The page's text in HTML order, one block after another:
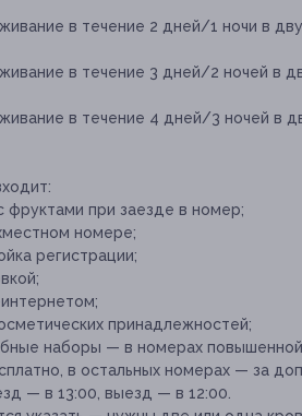
в течение 2 дней/1 ночи в
в течение 3 дней/2 ночей в
в течение 4 дней/3 ночей в
фруктами при заезде в номер;
номере;
регистрации;
принадлежностей;
наборы — в номерах
в остальных номерах — за
— в 13:00, выезд — в 12:00.